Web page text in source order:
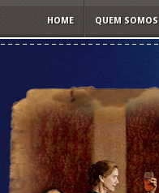
HOME QUEM SOMOS